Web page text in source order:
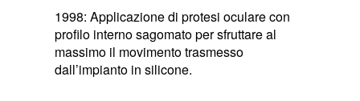
1998: Applicazione di protesi oculare con
profilo interno sagomato per sfruttare al
massimo il movimento trasmesso
dall’impianto in silicone.